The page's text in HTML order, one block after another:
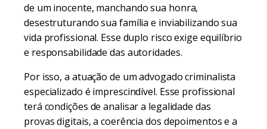
de um inocente, manchando sua honra,
desestruturando sua família e inviabilizando sua
vida profissional. Esse duplo risco exige equilíbrio
e responsabilidade das autoridades.
Por isso, a atuação de um advogado criminalista
especializado é imprescindível. Esse profissional
terá condições de analisar a legalidade das
provas digitais, a coerência dos depoimentos e a